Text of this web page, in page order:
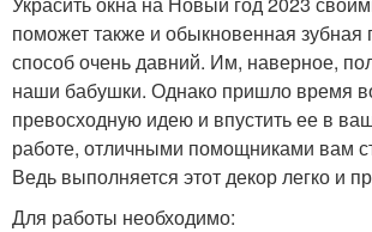
поможет также и обыкновенная зубная
способ очень давний. Им, наверное,
наши бабушки. Однако пришло время
превосходную идею и впустить ее в
работе, отличными помощниками вам
Ведь выполняется этот декор легко и
Для работы необходимо: